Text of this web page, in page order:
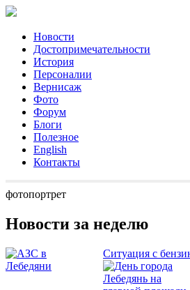
Новости
Достопримечательности
История
Персоналии
Вернисаж
Фото
Форум
Блоги
Полезное
English
Контакты
фотопортрет
Новости за неделю
Ситуация с